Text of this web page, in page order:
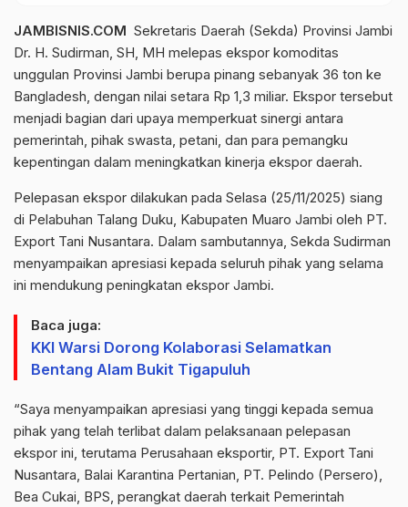
JAMBISNIS.COM Sekretaris Daerah (Sekda) Provinsi Jambi
Dr. H. Sudirman, SH, MH melepas ekspor komoditas
unggulan Provinsi Jambi berupa pinang sebanyak 36 ton ke
Bangladesh, dengan nilai setara Rp 1,3 miliar. Ekspor tersebut
menjadi bagian dari upaya memperkuat sinergi antara
pemerintah, pihak swasta, petani, dan para pemangku
kepentingan dalam meningkatkan kinerja ekspor daerah.
Pelepasan ekspor dilakukan pada Selasa (25/11/2025) siang
di Pelabuhan Talang Duku, Kabupaten Muaro Jambi oleh PT.
Export Tani Nusantara. Dalam sambutannya, Sekda Sudirman
menyampaikan apresiasi kepada seluruh pihak yang selama
ini mendukung peningkatan ekspor Jambi.
Baca juga:
KKI Warsi Dorong Kolaborasi Selamatkan
Bentang Alam Bukit Tigapuluh
“Saya menyampaikan apresiasi yang tinggi kepada semua
pihak yang telah terlibat dalam pelaksanaan pelepasan
ekspor ini, terutama Perusahaan eksportir, PT. Export Tani
Nusantara, Balai Karantina Pertanian, PT. Pelindo (Persero),
Bea Cukai, BPS, perangkat daerah terkait Pemerintah